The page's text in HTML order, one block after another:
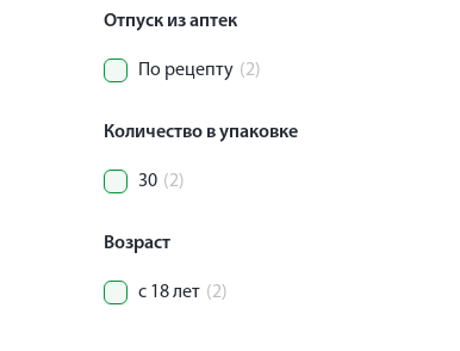
Отпуск из аптек
По рецепту (2)
Количество в упаковке
30 (2)
Возраст
с 18 лет (2)